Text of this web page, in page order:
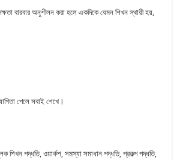
বারবার অনুশীলন করা হলে একদিকে যেমন শিখন স্থায়ী হয়,
পেলে সবাই শেখে।
পদ্ধতি, ওয়ার্কশ, সমস্যা সমাধান পদ্ধতি, প্রকল্প পদ্ধতি,